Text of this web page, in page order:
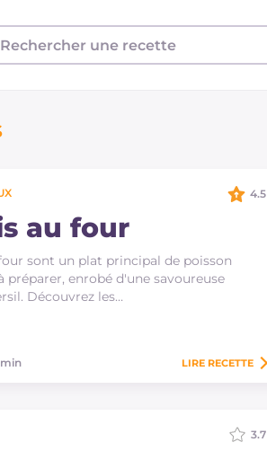
au four
sont un plat principal de poisson
préparer, enrobé d'une savoureuse
Découvrez les…
4.5
LIRE RECETTE
3.7